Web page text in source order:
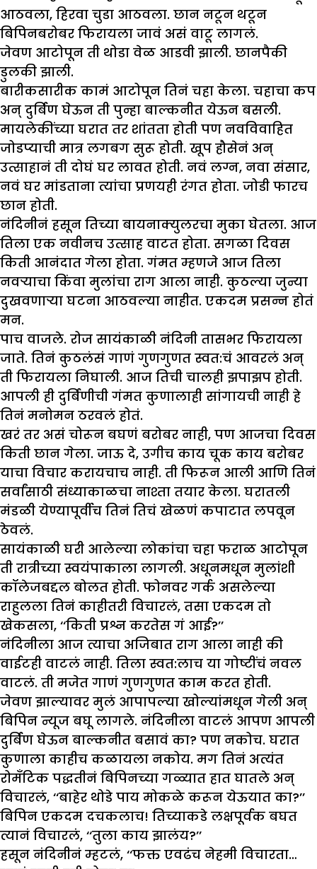
आठवला, हिरवा चुडा आठवला. छान नटून थटून
बिपिनबरोबर फिरायला जावं असं वाटू लागलं.
जेवण आटोपून ती थोडा वेळ आडवी झाली. छानपैकी
डुलकी झाली.
बारीकसारीक कामं आटोपून तिनं चहा केला. चहाचा कप
अन् दुर्बिण घेऊन ती पुन्हा बाल्कनीत येऊन बसली.
मायलेकींच्या घरात तर शांतता होती पण नवविवाहित
जोडप्याची मात्र लगबग सुरू होती. खूप हौसेनं अन्
उत्साहानं ती दोघं घर लावत होती. नवं लग्न, नवा संसार,
नवं घर मांडताना त्यांचा प्रणयही रंगत होता. जोडी फारच
छान होती.
नंदिनीनं हसून तिच्या बायनाक्युलरचा मुका घेतला. आज
तिला एक नवीनच उत्साह वाटत होता. सगळा दिवस
किती आनंदात गेला होता. गंमत म्हणजे आज तिला
नवऱ्याचा किंवा मुलांचा राग आला नाही. कुठल्या जुन्या
दुखवणाऱ्या घटना आठवल्या नाहीत. एकदम प्रसन्न होतं
मन.
पाच वाजले. रोज सायंकाळी नंदिनी तासभर फिरायला
जाते. तिनं कुठलंसं गाणं गुणगुणत स्वत:चं आवरलं अन्
ती फिरायला निघाली. आज तिची चालही झपाझप होती.
आपली ही दुर्बिणीची गंमत कुणालाही सांगायची नाही हे
तिनं मनोमन ठरवलं होतं.
खरं तर असं चोरून बघणं बरोबर नाही, पण आजचा दिवस
किती छान गेला. जाऊ दे, उगीच काय चूक काय बरोबर
याचा विचार करायचाच नाही. ती फिरून आली आणि तिनं
सर्वांसाठी संध्याकाळचा नाश्ता तयार केला. घरातली
मंडळी येण्यापूर्वीच तिनं तिचं खेळणं कपाटात लपवून
ठेवलं.
सायंकाळी घरी आलेल्या लोकांचा चहा फराळ आटोपून
ती रात्रीच्या स्वयंपाकाला लागली. अधूनमधून मुलांशी
कॉलेजबद्दल बोलत होती. फोनवर गर्क असलेल्या
राहुलला तिनं काहीतरी विचारलं, तसा एकदम तो
खेकसला, ‘‘किती प्रश्न करतेस गं आई?’’
नंदिनीला आज त्याचा अजिबात राग आला नाही की
वाईटही वाटलं नाही. तिला स्वत:लाच या गोष्टींचं नवल
वाटलं. ती मजेत गाणं गुणगुणत काम करत होती.
जेवण झाल्यावर मुलं आपापल्या खोल्यांमधून गेली अन्
बिपिन न्यूज बघू लागले. नंदिनीला वाटलं आपण आपली
दुर्बिण घेऊन बाल्कनीत बसावं का? पण नकोच. घरात
कुणाला काहीच कळायला नकोय. मग तिनं अत्यंत
रोमँटिक पद्धतीनं बिपिनच्या गळ्यात हात घातले अन्
विचारलं, ‘‘बाहेर थोडे पाय मोकळे करून येऊयात का?’’
बिपिन एकदम दचकलाच! तिच्याकडे लक्षपूर्वक बघत
त्यानं विचारलं, ‘‘तुला काय झालंय?’’
हसून नंदिनीनं म्हटलं, ‘‘फक्त एवढंच नेहमी विचारता…